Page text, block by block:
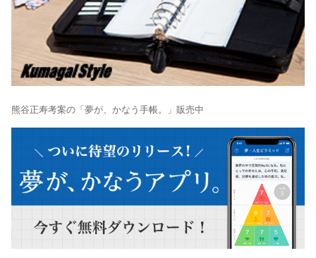
熊谷正寿考案の「夢が、かなう手帳。」販売中